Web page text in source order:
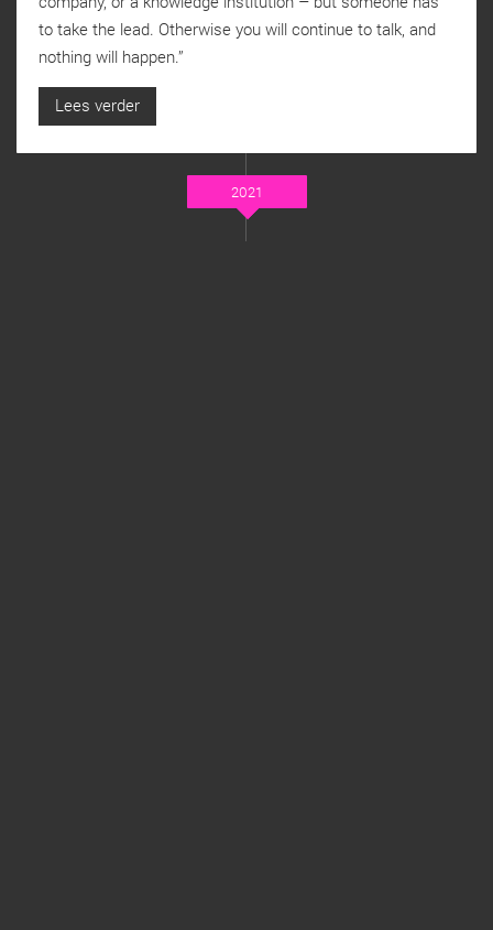
to take the lead. Otherwise you will continue to talk, and
nothing will happen.”
Lees verder
2021